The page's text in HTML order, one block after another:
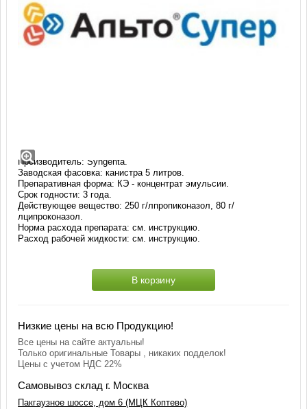
Производитель: Syngenta.
Заводская фасовка: канистра 5 литров.
Препаративная форма: КЭ - концентрат эмульсии.
Срок годности: 3 года.
Действующее вещество: 250 г/лпропиконазол, 80 г/
лципроконазол.
Норма расхода препарата: см. инструкцию.
Расход рабочей жидкости: см. инструкцию.
В корзину
Низкие цены на всю Продукцию!
Все цены на сайте актуальны!
Только оригинальные Товары , никаких подделок!
Цены с учетом НДС 22%
Самовывоз склад г. Москва
Пакгаузное шоссе, дом 6 (МЦК Коптево)